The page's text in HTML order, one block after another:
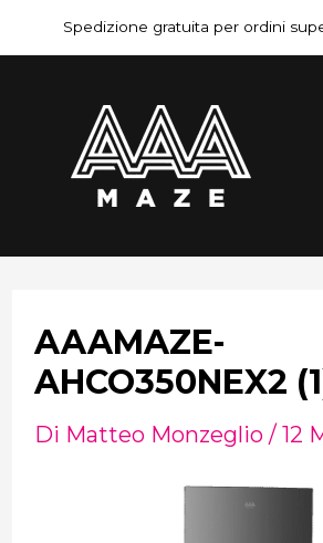
al
contenuto
Spedizione gratuita per ordini
AAAMAZE-
AHCO350NEX2
Di Matteo Monzeglio / 12
Navigazione
articoli